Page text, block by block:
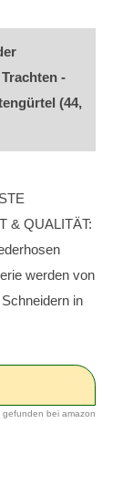
-
(44,
& QUALITÄT:
werden von
in
gefunden bei amazon